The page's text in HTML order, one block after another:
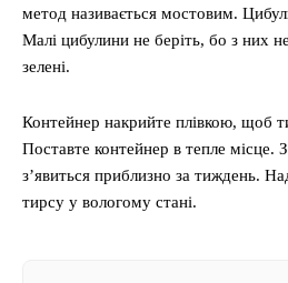
метод називається мостовим.
Малі цибулини не беріть, бо з них
зелені.
Контейнер накрийте плівкою, щоб
Поставте контейнер в тепле місце.
з’явиться приблизно за тиждень.
тирсу у вологому стані.